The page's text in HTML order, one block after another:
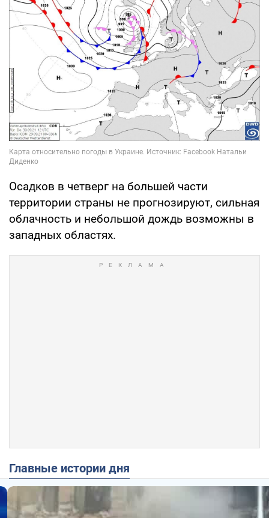
Осадков в четверг на большей части
территории страны не прогнозируют, сильная
облачность и небольшой дождь возможны в
западных областях.
Главные истории дня